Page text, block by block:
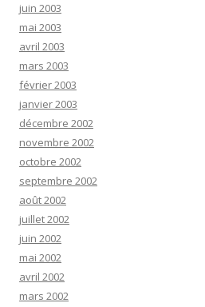
juin 2003
mai 2003
avril 2003
mars 2003
février 2003
janvier 2003
décembre 2002
novembre 2002
octobre 2002
septembre 2002
août 2002
juillet 2002
juin 2002
mai 2002
avril 2002
mars 2002